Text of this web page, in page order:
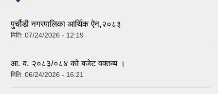
पुर्चौडी नगरपालिका आर्थिक ऐन,२०८३
मिति: 07/24/2026 - 12:19
आ. व. २०८३/०८४ को बजेट वक्तव्य ।
मिति: 06/24/2026 - 16:21